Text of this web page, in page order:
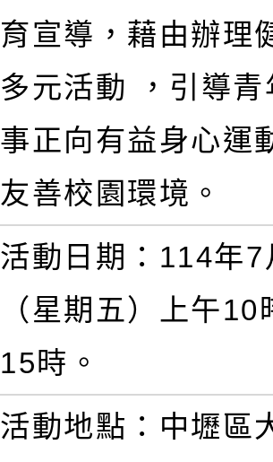
育宣導，藉由辦理
多元活動 ，引導
事正向有益身心運
友善校園環境。
活動日期：114年7
（星期五）上午
15時。
活動地點：中壢區